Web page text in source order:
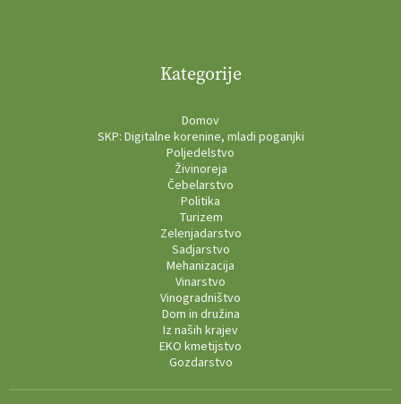
Kategorije
Domov
SKP: Digitalne korenine, mladi poganjki
Poljedelstvo
Živinoreja
Čebelarstvo
Politika
Turizem
Zelenjadarstvo
Sadjarstvo
Mehanizacija
Vinarstvo
Vinogradništvo
Dom in družina
Iz naših krajev
EKO kmetijstvo
Gozdarstvo